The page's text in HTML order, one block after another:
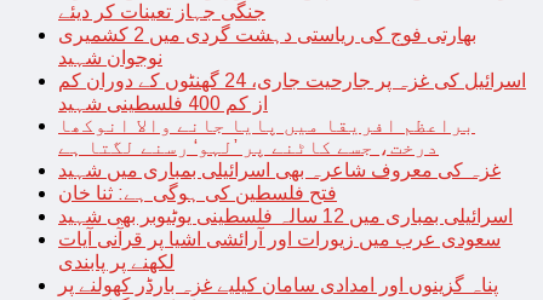
جنگی جہاز تعینات کر دیئے
بھارتی فوج کی ریاستی دہشت گردی میں 2 کشمیری
نوجوان شہید
اسرائیل کی غزہ پر جارحیت جاری، 24 گھنٹوں کے دوران کم
از کم 400 فلسطینی شہید
براعظم افریقا میں پایا جانے والا انوکھا
درخت، جسے کاٹنے پر ’لہو‘ رسنے لگتا ہے
غزہ کی معروف شاعرہ بھی اسرائیلی بمباری میں شہید
فتح فلسطین کی ہوگی ہے: ثنا خان
اسرائیلی بمباری میں 12 سالہ فلسطینی یوٹیوبر بھی شہید
سعودی عرب میں زیورات اور آرائشی اشیا پر قرآنی آیات
لکھنے پر پابندی
پناہ گزینوں اور امدادی سامان کیلیے غزہ بارڈر کھولنے پر